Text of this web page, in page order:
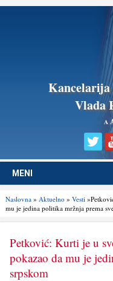
Kancelarija
Vlada
A
MENI
Naslovna» Aktuelno» Vesti
mu je jedina politika mržnja prema
Petković: Kurti je u
pokazao da mu je
srpskom